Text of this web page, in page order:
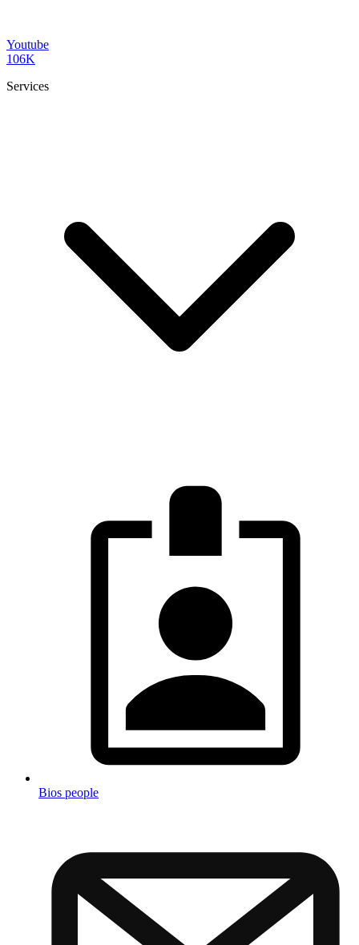
Youtube
106K
Services
Bios people